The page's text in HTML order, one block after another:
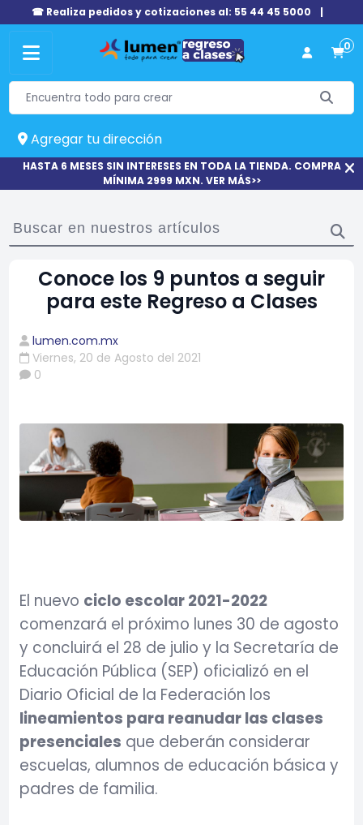
☎ Realiza pedidos y cotizaciones al: 55 44 45 5000 |
0
Agregar tu dirección
HASTA 6 MESES SIN INTERESES EN TODA LA TIENDA. COMPRA
MÍNIMA 2999 MXN. VER MÁS>>
Conoce los 9 puntos a seguir
para este Regreso a Clases
lumen.com.mx
Viernes, 20 de Agosto del 2021
0
El nuevo ciclo escolar 2021-2022
comenzará el próximo lunes 30 de agosto
y concluirá el 28 de julio y la Secretaría de
Educación Pública (SEP) oficializó en el
Diario Oficial de la Federación los
lineamientos para reanudar las clases
presenciales que deberán considerar
escuelas, alumnos de educación básica y
padres de familia.